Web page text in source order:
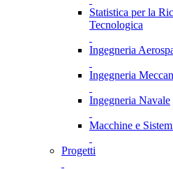
Statistica per la
Tecnologica
Ingegneria
Ingegneria
Ingegneria Navale
Macchine e
Progetti